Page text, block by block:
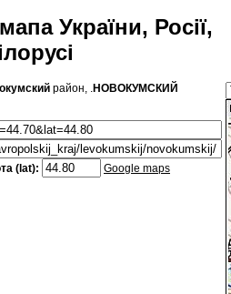
України, Росії,
район, .НОВОКУМСКИЙ
(lat): Google maps